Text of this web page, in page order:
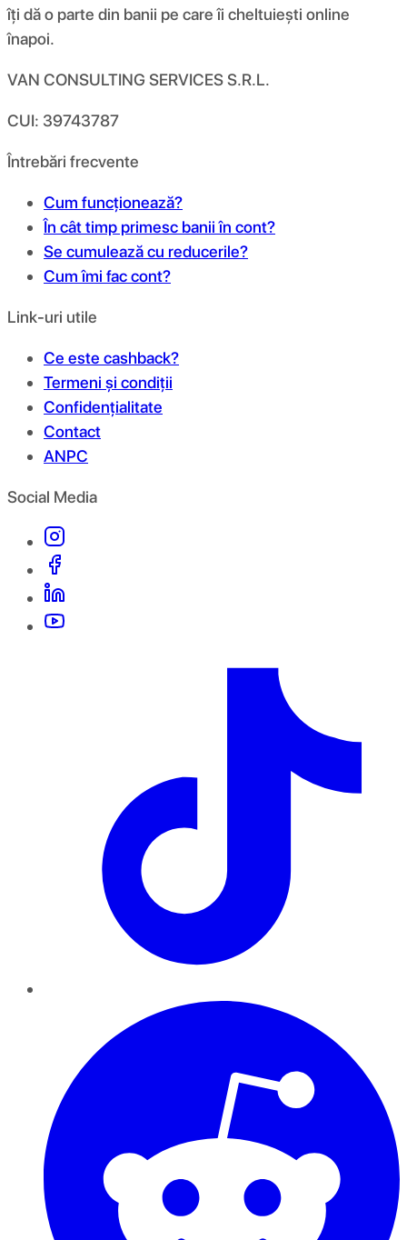
îți dă o parte din banii pe care îi cheltuiești online
înapoi.
VAN CONSULTING SERVICES S.R.L.
CUI: 39743787
Întrebări frecvente
Cum funcționează?
În cât timp primesc banii în cont?
Se cumulează cu reducerile?
Cum îmi fac cont?
Link-uri utile
Ce este cashback?
Termeni și condiții
Confidențialitate
Contact
ANPC
Social Media